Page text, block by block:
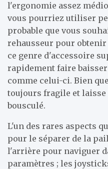
l'ergonomie assez
vous pourriez utiliser
probable que vous
rehausseur pour
ce genre d'accessoire
rapidement faire
comme celui-ci. Bien
toujours fragile et
bousculé.
L'un des rares aspects
pour le séparer de la
l'arrière pour naviguer
paramètres ; les